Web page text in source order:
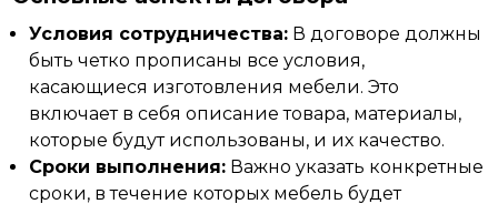
Условия сотрудничества: В договоре должны
быть четко прописаны все условия,
касающиеся изготовления мебели. Это
включает в себя описание товара, материалы,
которые будут использованы, и их качество.
Сроки выполнения: Важно указать конкретные
сроки, в течение которых мебель будет